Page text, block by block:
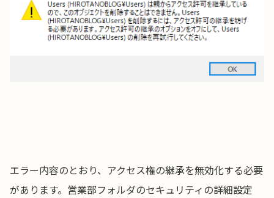
エラー内容のとおり、アクセス権の継承を無効化する必要
があります。営業部フォルダのセキュリティの詳細設定